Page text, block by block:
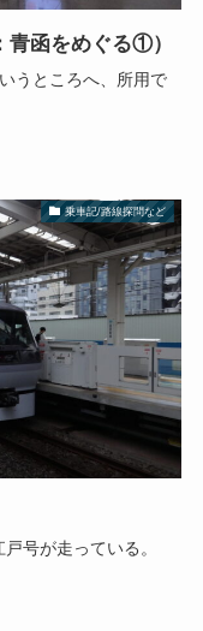
青函をめぐる①）
うところへ、所用で
乗車記/路線探問など
号が走っている。